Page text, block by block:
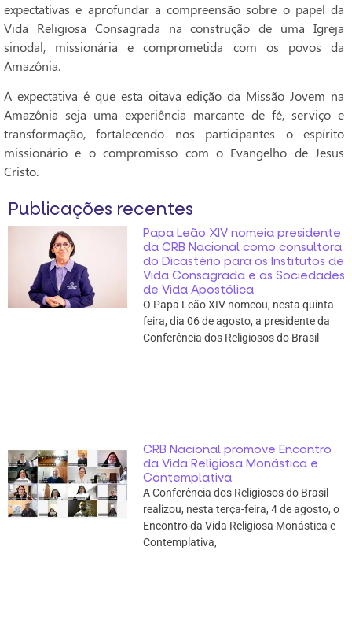
expectativas e aprofundar a compreensão sobre o papel da
Vida Religiosa Consagrada na construção de uma Igreja
sinodal, missionária e comprometida com os povos da
Amazônia.
A expectativa é que esta oitava edição da Missão Jovem na
Amazônia seja uma experiência marcante de fé, serviço e
transformação, fortalecendo nos participantes o espírito
missionário e o compromisso com o Evangelho de Jesus
Cristo.
Publicações recentes
Papa Leão XIV nomeia presidente
da CRB Nacional como consultora
do Dicastério para os Institutos de
Vida Consagrada e as Sociedades
de Vida Apostólica
O Papa Leão XIV nomeou, nesta quinta
feira, dia 06 de agosto, a presidente da
Conferência dos Religiosos do Brasil
CRB Nacional promove Encontro
da Vida Religiosa Monástica e
Contemplativa
A Conferência dos Religiosos do Brasil
realizou, nesta terça-feira, 4 de agosto, o
Encontro da Vida Religiosa Monástica e
Contemplativa,